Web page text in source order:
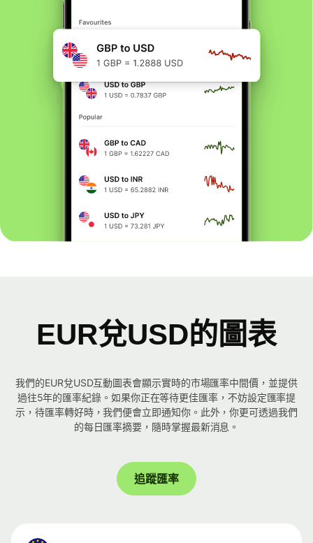
EUR兌USD的圖表
我們的EUR兌USD互動圖表會顯示實時的市場匯率中間價，並提供
過往5年的匯率紀錄。如果你正在等待更佳匯率，不妨設定匯率提
示，待匯率轉好時，我們便會立即通知你。此外，你更可透過我們
的每日匯率摘要，隨時掌握最新消息。
追蹤匯率